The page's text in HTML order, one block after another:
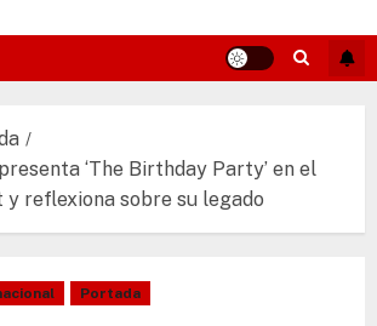
‘The Birthday Party’ en el
y reflexiona sobre su legado
Portada